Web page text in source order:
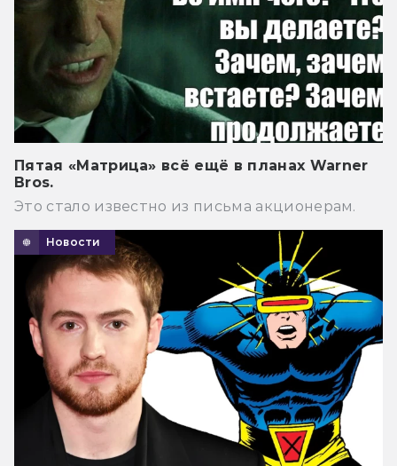
Пятая «Матрица» всё ещё в планах Warner
Bros.
Это стало известно из письма акционерам.
Новости